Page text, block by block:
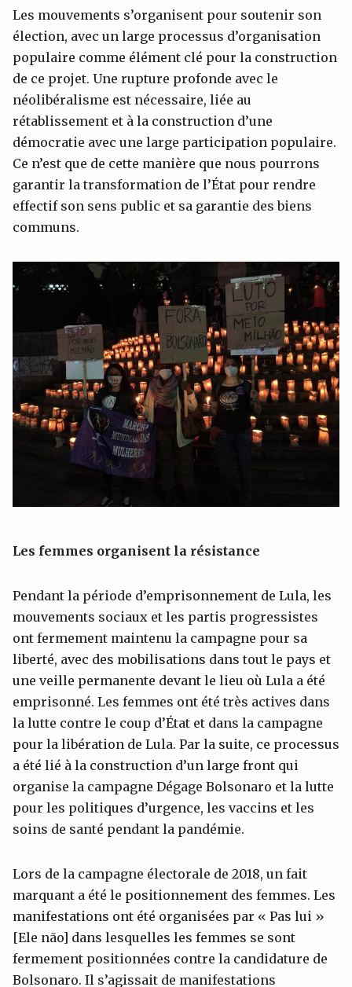
Les mouvements s’organisent pour soutenir son
élection, avec un large processus d’organisation
populaire comme élément clé pour la construction
de ce projet. Une rupture profonde avec le
néolibéralisme est nécessaire, liée au
rétablissement et à la construction d’une
démocratie avec une large participation populaire.
Ce n’est que de cette manière que nous pourrons
garantir la transformation de l’État pour rendre
effectif son sens public et sa garantie des biens
communs.
Les femmes organisent la résistance
Pendant la période d’emprisonnement de Lula, les
mouvements sociaux et les partis progressistes
ont fermement maintenu la campagne pour sa
liberté, avec des mobilisations dans tout le pays et
une veille permanente devant le lieu où Lula a été
emprisonné. Les femmes ont été très actives dans
la lutte contre le coup d’État et dans la campagne
pour la libération de Lula. Par la suite, ce processus
a été lié à la construction d’un large front qui
organise la campagne Dégage Bolsonaro et la lutte
pour les politiques d’urgence, les vaccins et les
soins de santé pendant la pandémie.
Lors de la campagne électorale de 2018, un fait
marquant a été le positionnement des femmes. Les
manifestations ont été organisées par « Pas lui »
[Ele não] dans lesquelles les femmes se sont
fermement positionnées contre la candidature de
Bolsonaro. Il s’agissait de manifestations